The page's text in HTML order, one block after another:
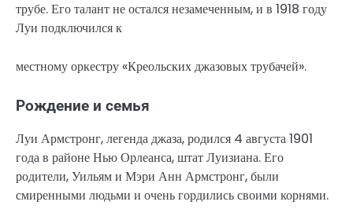
трубе. Его талант не остался незамеченным, и в 1918 году
Луи подключился к
местному оркестру «Креольских джазовых трубачей».
Рождение и семья
Луи Армстронг, легенда джаза, родился 4 августа 1901
года в районе Нью Орлеанса, штат Луизиана. Его
родители, Уильям и Мэри Анн Армстронг, были
смиренными людьми и очень гордились своими корнями.